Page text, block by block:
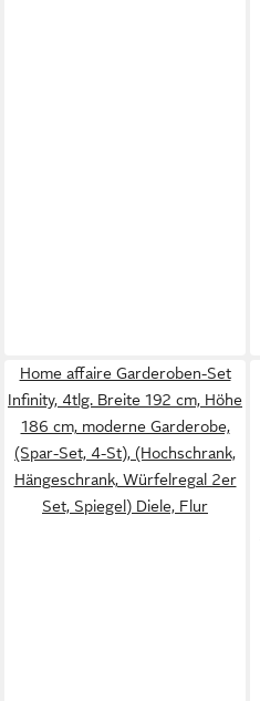
Home affaire Garderoben-Set
Infinity, 4tlg. Breite 192 cm, Höhe
186 cm, moderne Garderobe,
(Spar-Set, 4-St), (Hochschrank,
Hängeschrank, Würfelregal 2er
Set, Spiegel) Diele, Flur